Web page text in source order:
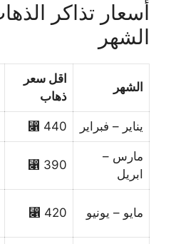
أسعار تذاكر
الشهر
الشهر
اقل سعر
ذهاب
يناير – فبراير 440 ⃁
مارس –
ابريل
390 ⃁
مايو – يونيو 420 ⃁